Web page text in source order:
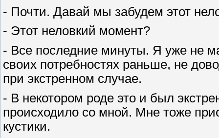
- Почти. Давай мы забудем этот
- Этот неловкий момент?
- Все последние минуты. Я уже не
своих потребностях раньше, не
при экстренном случае.
- В некотором роде это и был
происходило со мной. Мне тоже
кустики.